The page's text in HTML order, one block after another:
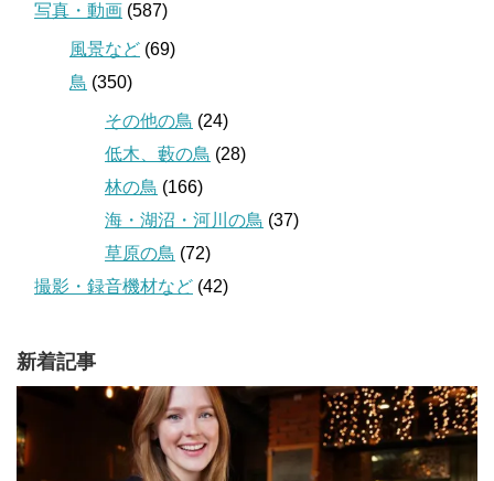
写真・動画 (587)
風景など (69)
鳥 (350)
その他の鳥 (24)
低木、藪の鳥 (28)
林の鳥 (166)
海・湖沼・河川の鳥 (37)
草原の鳥 (72)
撮影・録音機材など (42)
新着記事